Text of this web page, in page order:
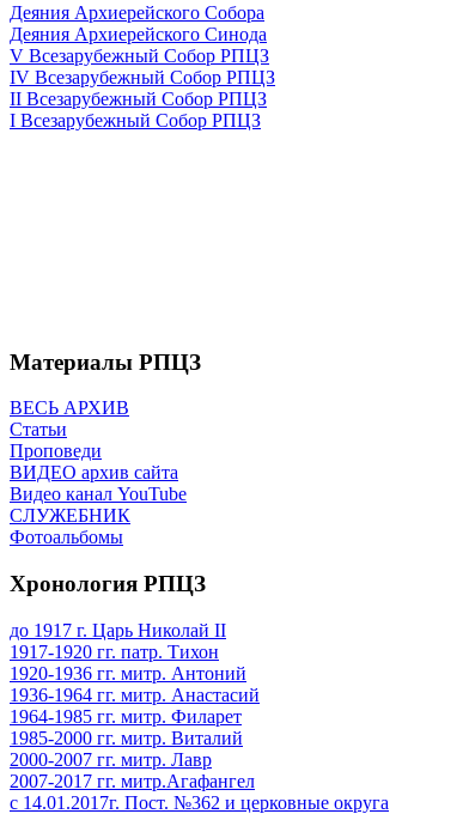
Деяния Архиерейского Собора
Деяния Архиерейского Синода
V Всезарубежный Собор РПЦЗ
IV Всезарубежный Собор РПЦЗ
II Всезарубежный Собор РПЦЗ
I Всезарубежный Собор РПЦЗ
Материалы РПЦЗ
ВЕСЬ АРХИВ
Статьи
Проповеди
ВИДЕО архив сайта
Видео канал YouTube
СЛУЖЕБНИК
Фотоальбомы
Хронология РПЦЗ
до 1917 г. Царь Николай II
1917-1920 гг. патр. Тихон
1920-1936 гг. митр. Антоний
1936-1964 гг. митр. Анастасий
1964-1985 гг. митр. Филарет
1985-2000 гг. митр. Виталий
2000-2007 гг. митр. Лавр
2007-2017 гг. митр.Агафангел
с 14.01.2017г. Пост. №362 и церковные округа